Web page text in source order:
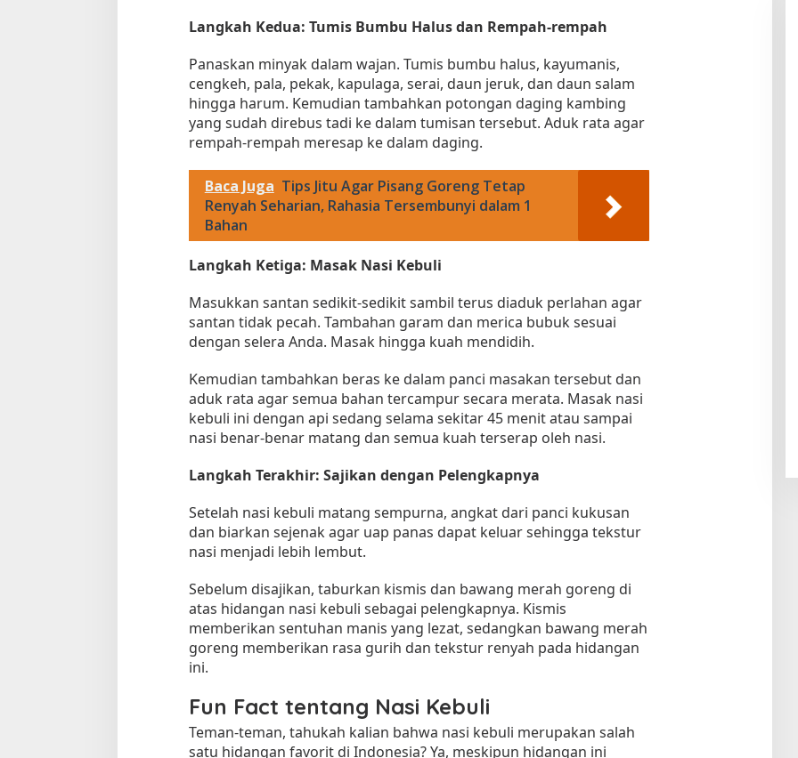
Langkah Kedua: Tumis Bumbu Halus dan Rempah-rempah
Panaskan minyak dalam wajan. Tumis bumbu halus, kayumanis,
cengkeh, pala, pekak, kapulaga, serai, daun jeruk, dan daun salam
hingga harum. Kemudian tambahkan potongan daging kambing
yang sudah direbus tadi ke dalam tumisan tersebut. Aduk rata agar
rempah-rempah meresap ke dalam daging.
Baca Juga Tips Jitu Agar Pisang Goreng Tetap
Renyah Seharian, Rahasia Tersembunyi dalam 1
Bahan
Langkah Ketiga: Masak Nasi Kebuli
Masukkan santan sedikit-sedikit sambil terus diaduk perlahan agar
santan tidak pecah. Tambahan garam dan merica bubuk sesuai
dengan selera Anda. Masak hingga kuah mendidih.
Kemudian tambahkan beras ke dalam panci masakan tersebut dan
aduk rata agar semua bahan tercampur secara merata. Masak nasi
kebuli ini dengan api sedang selama sekitar 45 menit atau sampai
nasi benar-benar matang dan semua kuah terserap oleh nasi.
Langkah Terakhir: Sajikan dengan Pelengkapnya
Setelah nasi kebuli matang sempurna, angkat dari panci kukusan
dan biarkan sejenak agar uap panas dapat keluar sehingga tekstur
nasi menjadi lebih lembut.
Sebelum disajikan, taburkan kismis dan bawang merah goreng di
atas hidangan nasi kebuli sebagai pelengkapnya. Kismis
memberikan sentuhan manis yang lezat, sedangkan bawang merah
goreng memberikan rasa gurih dan tekstur renyah pada hidangan
ini.
Fun Fact tentang Nasi Kebuli
Teman-teman, tahukah kalian bahwa nasi kebuli merupakan salah
satu hidangan favorit di Indonesia? Ya, meskipun hidangan ini